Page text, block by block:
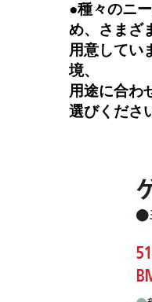
●種々のニ
め、さまざ
用意してい
境、
用途に合わ
選びくださ